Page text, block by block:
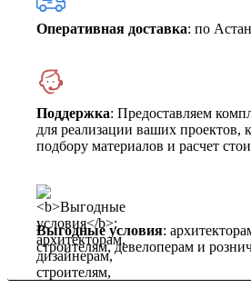
Оперативная доставка: по
Поддержка: Предоставляем
для реализации ваших проектов,
подбору материалов и расчет
Выгодные условия:
строителям, девелоперам и